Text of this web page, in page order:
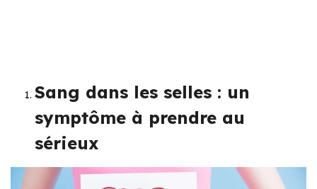
Sang dans les selles : un
symptôme à prendre au
sérieux